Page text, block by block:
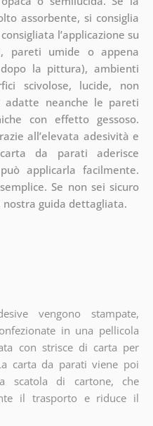
assorbente, si consiglia
l’applicazione su
pareti umide o appena
la pittura), ambienti
scivolose, lucide, non
adatte neanche le pareti
con effetto gessoso.
all’elevata adesività e
da parati aderisce
applicarla facilmente.
Se non sei sicuro
guida dettagliata.
vengono stampate,
in una pellicola
con strisce di carta per
carta da parati viene poi
scatola di cartone, che
il trasporto e riduce il